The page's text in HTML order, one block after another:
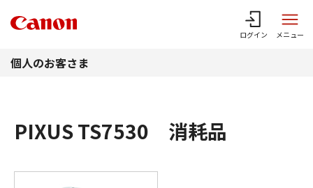
ログイン メニュー
個人のお客さま
PIXUS TS7530 消耗品